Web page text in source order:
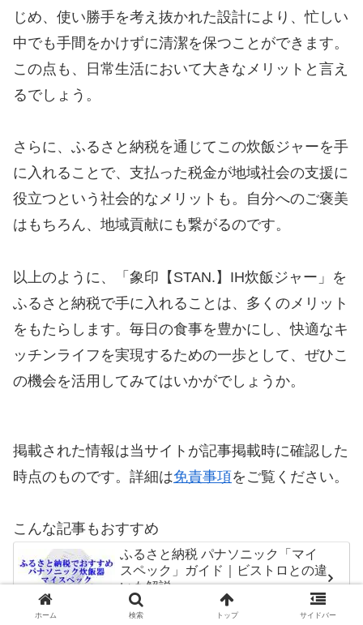
じめ、使い勝手を考え抜かれた設計により、忙しい
中でも手間をかけずに清潔を保つことができます。
この点も、日常生活において大きなメリットと言え
るでしょう。
さらに、ふるさと納税を通じてこの炊飯ジャーを手
に入れることで、支払った税金が地域社会の支援に
役立つという社会的なメリットも。自分へのご褒美
はもちろん、地域貢献にも繋がるのです。
以上のように、「象印【STAN.】IH炊飯ジャー」を
ふるさと納税で手に入れることは、多くのメリット
をもたらします。毎日の食事を豊かにし、快適なキ
ッチンライフを実現するための一歩として、ぜひこ
の機会を活用してみてはいかがでしょうか。
掲載された情報は当サイトが記事掲載時に確認した
時点のものです。詳細は免責事項をご覧ください。
こんな記事もおすすめ
ふるさと納税 パナソニック「マイ
スペック」ガイド｜ビストロとの違
いも解説
ホーム 検索 トップ サイドバー